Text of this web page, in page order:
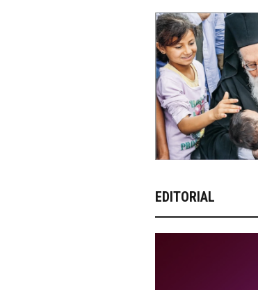
EDITORIAL